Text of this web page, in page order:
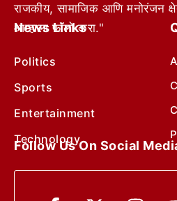
राजकीय, सामाजिक आणि मनोरंजन
आम्हाला फॉलो करा."
News Links
Politics
Sports
Entertainment
Technology
Follow Us On Social